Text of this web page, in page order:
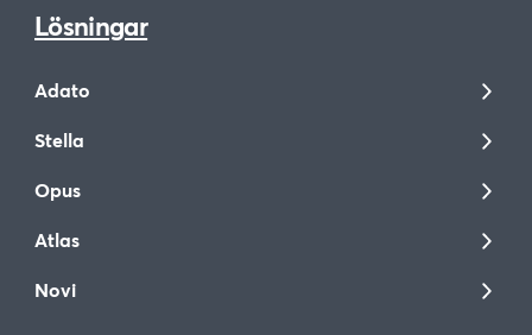
Lösningar
Adato
Stella
Opus
Atlas
Novi